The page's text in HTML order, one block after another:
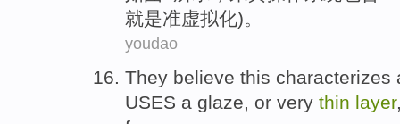
就是准虚拟化)。
youdao
They believe this characterizes
USES a glaze, or very thin layer